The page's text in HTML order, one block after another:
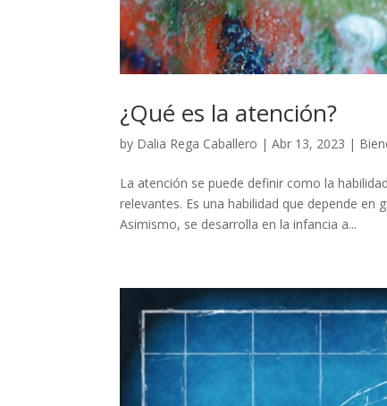
¿Qué es la atención?
by Dalia Rega Caballero |Abr 13, 2023 |
La atención se puede definir como la
relevantes. Es una habilidad que depende
Asimismo, se desarrolla en la infancia a...